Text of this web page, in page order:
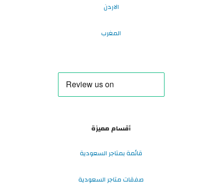
الاردن
المغرب
أقسام مميزة
قائمة بمتاجر السعودية
صفقات متاجر السعودية